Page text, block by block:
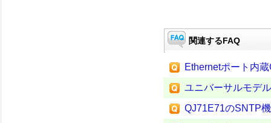
関連するFAQ
Ethernetポート内
ユニバーサルモデ
QJ71E71のSNTP